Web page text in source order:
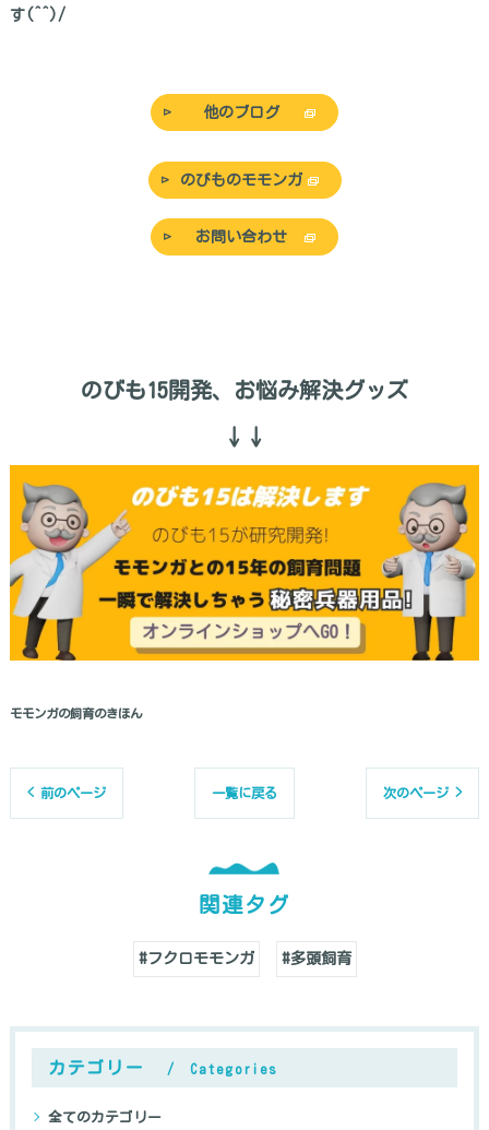
す(^^)/
他のブログ
のびものモモンガ
お問い合わせ
のびも15開発、お悩み解決グッズ
↓↓
モモンガの飼育のきほん
< 前のページ 一覧に戻る 次のページ >
関連タグ
#フクロモモンガ #多頭飼育
カテゴリー Categories
全てのカテゴリー